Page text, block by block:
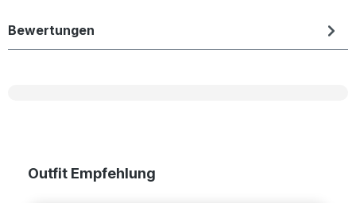
Bewertungen
Produktgalerie überspringen
Outfit Empfehlung